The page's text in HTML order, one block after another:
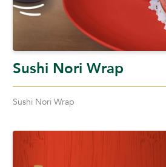
Sushi Nori Wrap
Sushi Nori Wrap